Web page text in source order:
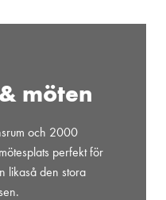
möten
och 2000
perfekt för
likaså den stora